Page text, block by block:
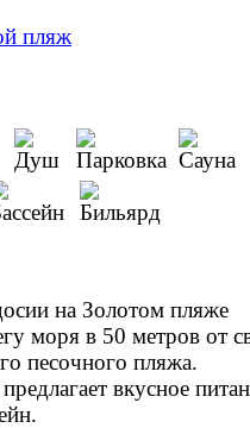
пляж
на Золотом пляже
моря в 50 метров от
песочного пляжа.
вкусное